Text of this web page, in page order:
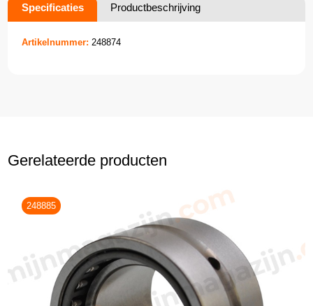
Specificaties Productbeschrijving
Artikelnummer: 248874
Gerelateerde producten
248885